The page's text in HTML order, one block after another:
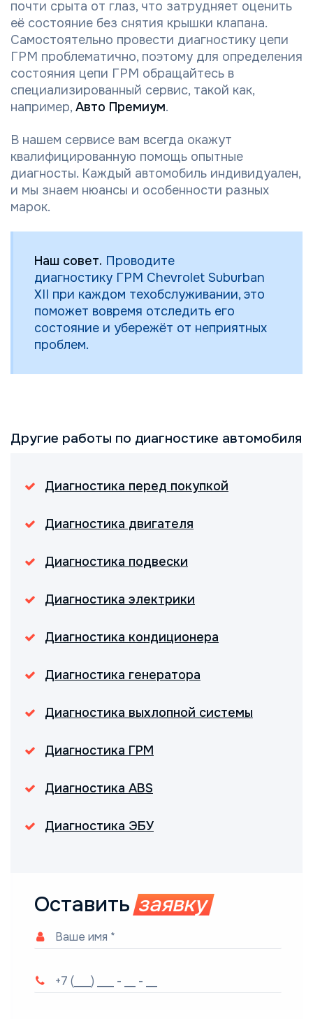
почти срыта от глаз, что затрудняет оценить
её состояние без снятия крышки клапана.
Самостоятельно провести диагностику цепи
ГРМ проблематично, поэтому для определения
состояния цепи ГРМ обращайтесь в
специализированный сервис, такой как,
например, Авто Премиум.
В нашем сервисе вам всегда окажут
квалифицированную помощь опытные
диагносты. Каждый автомобиль индивидуален,
и мы знаем нюансы и особенности разных
марок.
Наш совет. Проводите
диагностику ГРМ Chevrolet Suburban
XII при каждом техобслуживании, это
поможет вовремя отследить его
состояние и убережёт от неприятных
проблем.
Другие работы по диагностике автомобиля
Диагностика перед покупкой
Диагностика двигателя
Диагностика подвески
Диагностика электрики
Диагностика кондиционера
Диагностика генератора
Диагностика выхлопной системы
Диагностика ГРМ
Диагностика ABS
Диагностика ЭБУ
Оставить заявку